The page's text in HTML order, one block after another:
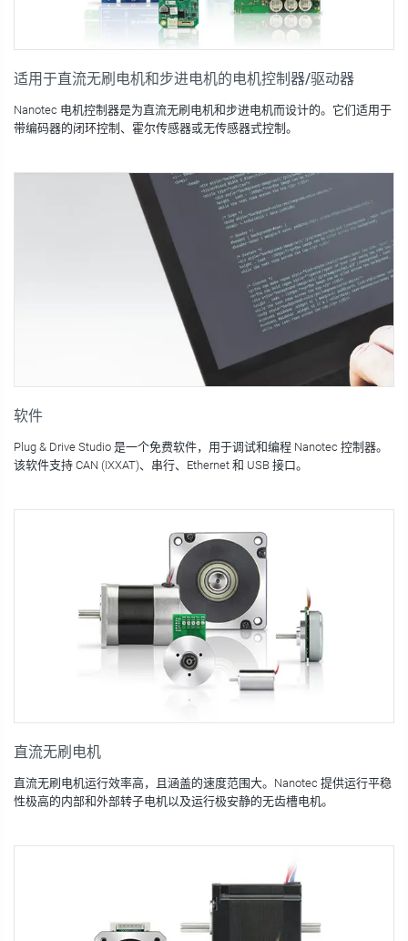
适用于直流无刷电机和步进电机的电机控制器/驱动器
Nanotec 电机控制器是为直流无刷电机和步进电机而设计的。它们适用于
带编码器的闭环控制、霍尔传感器或无传感器式控制。
软件
Plug & Drive Studio 是一个免费软件，用于调试和编程 Nanotec 控制器。
该软件支持 CAN (IXXAT)、串行、Ethernet 和 USB 接口。
直流无刷电机
直流无刷电机运行效率高，且涵盖的速度范围大。Nanotec 提供运行平稳
性极高的内部和外部转子电机以及运行极安静的无齿槽电机。